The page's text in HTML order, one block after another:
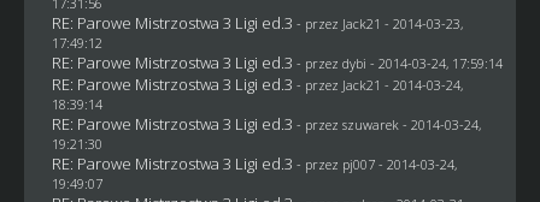
RE: Parowe Mistrzostwa 3 Ligi ed.3 - przez Jack21 - 2014-03-23,
17:49:12
RE: Parowe Mistrzostwa 3 Ligi ed.3 - przez dybi - 2014-03-24, 17:59:14
RE: Parowe Mistrzostwa 3 Ligi ed.3 - przez Jack21 - 2014-03-24,
18:39:14
RE: Parowe Mistrzostwa 3 Ligi ed.3 - przez szuwarek - 2014-03-24,
19:21:30
RE: Parowe Mistrzostwa 3 Ligi ed.3 - przez pj007- 2014-03-24,
19:49:07